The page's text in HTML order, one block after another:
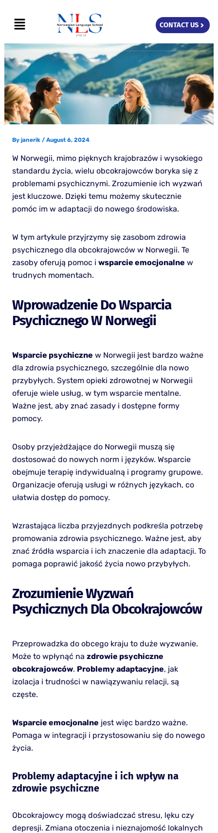
content
Menu CONTACT US
By janerik / August 6, 2024
W Norwegii, mimo pięknych krajobrazów i wysokiego
standardu życia, wielu obcokrajowców boryka się z
problemami psychicznymi. Zrozumienie ich wyzwań
jest kluczowe. Dzięki temu możemy skutecznie
pomóc im w adaptacji do nowego środowiska.
W tym artykule przyjrzymy się zasobom zdrowia
psychicznego dla obcokrajowców w Norwegii. Te
zasoby oferują pomoc i wsparcie emocjonalne w
trudnych momentach.
Wprowadzenie Do Wsparcia
Psychicznego W Norwegii
Wsparcie psychiczne w Norwegii jest bardzo ważne
dla zdrowia psychicznego, szczególnie dla nowo
przybyłych. System opieki zdrowotnej w Norwegii
oferuje wiele usług, w tym wsparcie mentalne.
Ważne jest, aby znać zasady i dostępne formy
pomocy.
Osoby przyjeżdżające do Norwegii muszą się
dostosować do nowych norm i języków. Wsparcie
obejmuje terapię indywidualną i programy grupowe.
Organizacje oferują usługi w różnych językach, co
ułatwia dostęp do pomocy.
Wzrastająca liczba przyjezdnych podkreśla potrzebę
promowania zdrowia psychicznego. Ważne jest, aby
znać źródła wsparcia i ich znaczenie dla adaptacji. To
pomaga poprawić jakość życia nowo przybyłych.
Zrozumienie Wyzwań
Psychicznych Dla Obcokrajowców
Przeprowadzka do obcego kraju to duże wyzwanie.
Może to wpłynąć na zdrowie psychiczne
obcokrajowców. Problemy adaptacyjne, jak
izolacja i trudności w nawiązywaniu relacji, są
częste.
Wsparcie emocjonalne jest więc bardzo ważne.
Pomaga w integracji i przystosowaniu się do nowego
życia.
Problemy adaptacyjne i ich wpływ na
zdrowie psychiczne
Obcokrajowcy mogą doświadczać stresu, lęku czy
depresji. Zmiana otoczenia i nieznajomość lokalnych